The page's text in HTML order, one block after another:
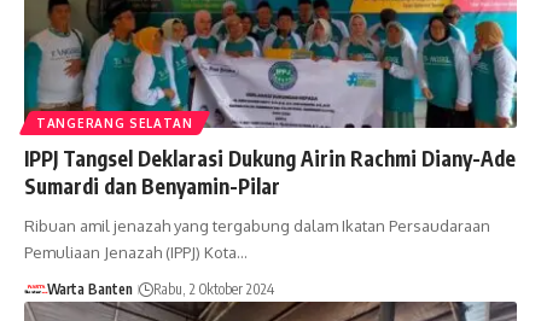
TANGERANG SELATAN
IPPJ Tangsel Deklarasi Dukung Airin Rachmi Diany-Ade
Sumardi dan Benyamin-Pilar
Ribuan amil jenazah yang tergabung dalam Ikatan Persaudaraan
Pemuliaan Jenazah (IPPJ) Kota…
Warta Banten Rabu, 2 Oktober 2024